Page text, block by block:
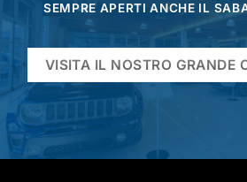
SEMPRE APERTI ANCHE IL
VISITA IL NOSTRO GRANDE